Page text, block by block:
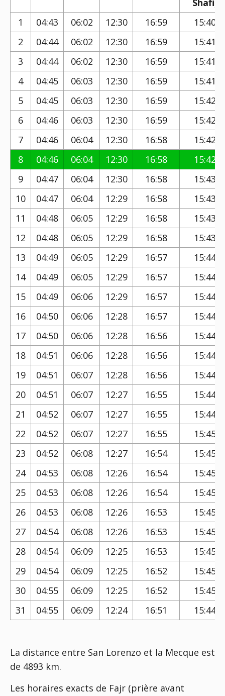
Shafi)
1
04:43 06:02 12:30 16:59
15:40
2
04:44 06:02 12:30 16:59
15:41
3
04:44 06:02 12:30 16:59
15:41
4
04:45 06:03 12:30 16:59
15:41
5
04:45 06:03 12:30 16:59
15:42
6
04:46 06:03 12:30 16:59
15:42
7
04:46 06:04 12:30 16:58
15:42
8
04:46 06:04 12:30 16:58
15:42
9
04:47 06:04 12:30 16:58
15:43
10
04:47 06:04 12:29 16:58
15:43
11
04:48 06:05 12:29 16:58
15:43
12
04:48 06:05 12:29 16:58
15:43
13
04:49 06:05 12:29 16:57
15:44
14
04:49 06:05 12:29 16:57
15:44
15
04:49 06:06 12:29 16:57
15:44
16
04:50 06:06 12:28 16:57
15:44
17
04:50 06:06 12:28 16:56
15:44
18
04:51 06:06 12:28 16:56
15:44
19
04:51 06:07 12:28 16:56
15:44
20
04:51 06:07 12:27 16:55
15:44
21
04:52 06:07 12:27 16:55
15:44
22
04:52 06:07 12:27 16:55
15:45
23
04:52 06:08 12:27 16:54
15:45
24
04:53 06:08 12:26 16:54
15:45
25
04:53 06:08 12:26 16:54
15:45
26
04:53 06:08 12:26 16:53
15:45
27
04:54 06:08 12:26 16:53
15:45
28
04:54 06:09 12:25 16:53
15:45
29
04:54 06:09 12:25 16:52
15:45
30
04:55 06:09 12:25 16:52
15:45
31
04:55 06:09 12:24 16:51 15:44
La distance entre San Lorenzo et la Mecque est
de 4893 km.
Les horaires exacts de Fajr (prière avant